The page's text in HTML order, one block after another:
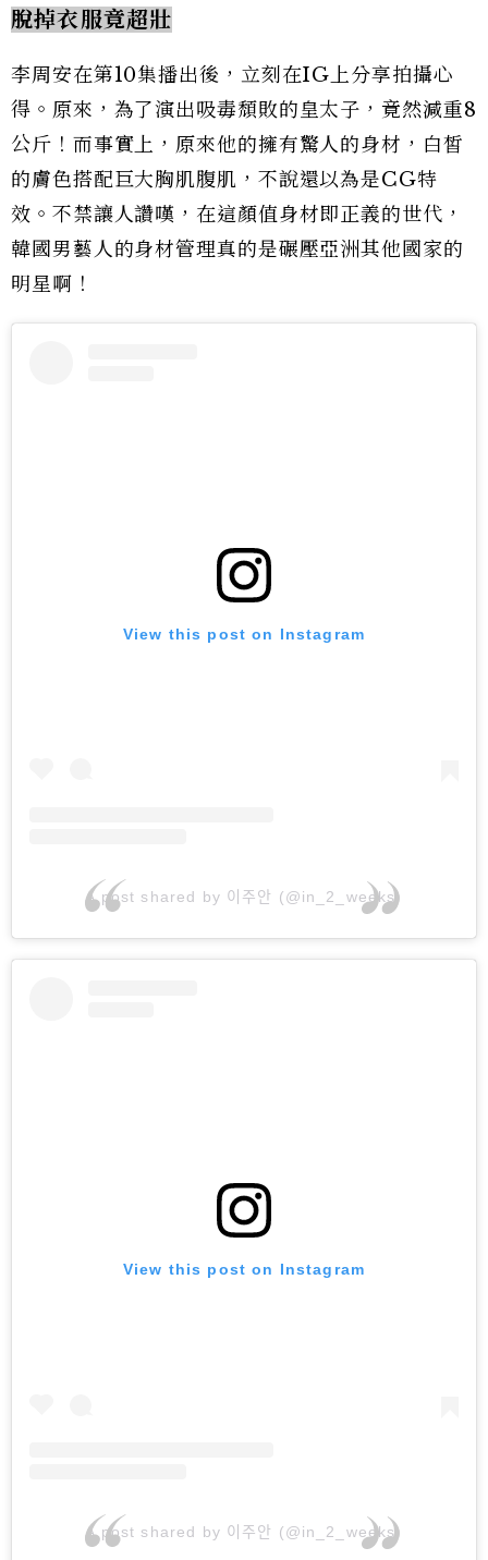
脫掉衣服竟超壯
李周安在第10集播出後，立刻在IG上分享拍攝心
得。原來，為了演出吸毒頹敗的皇太子，竟然減重8
公斤！而事實上，原來他的擁有驚人的身材，白皙
的膚色搭配巨大胸肌腹肌，不說還以為是CG特
效。不禁讓人讚嘆，在這顏值身材即正義的世代，
韓國男藝人的身材管理真的是碾壓亞洲其他國家的
明星啊！
View this post on Instagram
A post shared by 이주안 (@in_2_weeks)
View this post on Instagram
A post shared by 이주안 (@in_2_weeks)